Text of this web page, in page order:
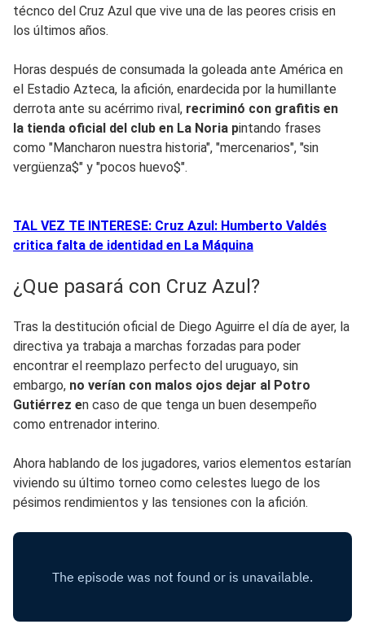
técnco del Cruz Azul que vive una de las peores crisis en
los últimos años.
Horas después de consumada la goleada ante América en
el Estadio Azteca, la afición, enardecida por la humillante
derrota ante su acérrimo rival, recriminó con grafitis en
la tienda oficial del club en La Noria pintando frases
como "Mancharon nuestra historia", "mercenarios", "sin
vergüenza$" y "pocos huevo$".
TAL VEZ TE INTERESE: Cruz Azul: Humberto Valdés
critica falta de identidad en La Máquina
¿Que pasará con Cruz Azul?
Tras la destitución oficial de Diego Aguirre el día de ayer, la
directiva ya trabaja a marchas forzadas para poder
encontrar el reemplazo perfecto del uruguayo, sin
embargo, no verían con malos ojos dejar al Potro
Gutiérrez en caso de que tenga un buen desempeño
como entrenador interino.
Ahora hablando de los jugadores, varios elementos estarían
viviendo su último torneo como celestes luego de los
pésimos rendimientos y las tensiones con la afición.